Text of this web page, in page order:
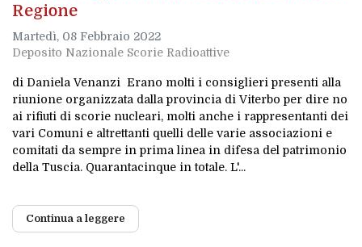
Regione
Martedì, 08 Febbraio 2022
Deposito Nazionale Scorie Radioattive
di Daniela Venanzi Erano molti i consiglieri presenti alla
riunione organizzata dalla provincia di Viterbo per dire no
ai rifiuti di scorie nucleari, molti anche i rappresentanti dei
vari Comuni e altrettanti quelli delle varie associazioni e
comitati da sempre in prima linea in difesa del patrimonio
della Tuscia. Quarantacinque in totale. L'...
Continua a leggere